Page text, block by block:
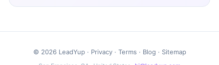
© 2026 LeadYup · Privacy· Terms · Blog · Sitemap